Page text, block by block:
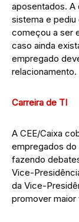
aposentados. A
sistema e
começou a ser
caso ainda
empregado
relacionamento.
Carreira de TI
A CEE/Caixa
empregados do
fazendo
Vice-
da Vice-
promover maior